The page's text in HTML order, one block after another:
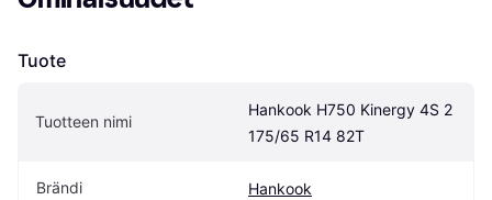
Tuote
Tuotteen nimi
Hankook H750 Kinergy 4S 2
175/65 R14 82T
Brändi Hankook